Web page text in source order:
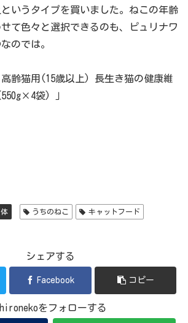
いうタイプを買いました。ねこの年齢
て色々と選択できるのも、ピュリナワ
のでは。
齢猫用(15歳以上) 長生き猫の健康維
袋) 」
うちのねこ キャットフード
シェアする
Facebook コピー
をフォローする